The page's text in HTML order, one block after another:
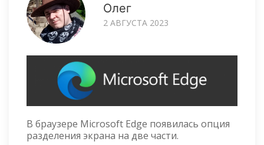
Олег
2 АВГУСТА 2023
В браузере Microsoft Edge появилась опция
разделения экрана на две части.